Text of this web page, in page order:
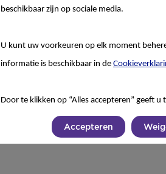
beschikbaar zijn op sociale media.
U kunt uw voorkeuren op elk moment
informatie is beschikbaar in de
Door te klikken op “Alles accepteren” geeft
Accepteren